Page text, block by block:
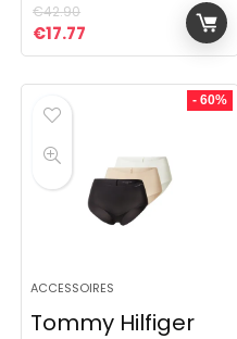
€42.90
Oorspronkelijke prijs
€17.77 Huidige prijs is:
- 60%
ACCESSOIRES
Tommy Hilfiger